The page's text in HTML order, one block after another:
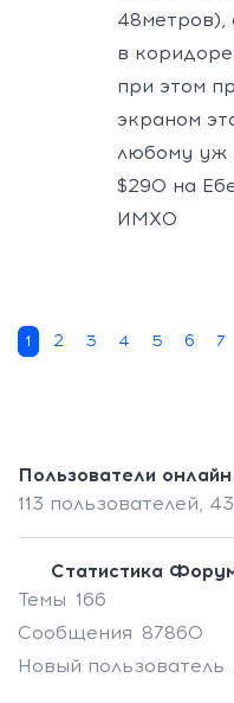
48метров),
в
при этом
экраном
любому уж
$290 на
ИМХО
1 2 3 4 5 6 7
Пользователи онлайн
113 пользователей,
Статистика
Темы 166
Сообщения 87860
Новый пользователь